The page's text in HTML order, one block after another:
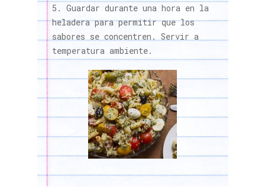
Guardar durante una hora en la
heladera para permitir que los
sabores se concentren. Servir a
temperatura ambiente.